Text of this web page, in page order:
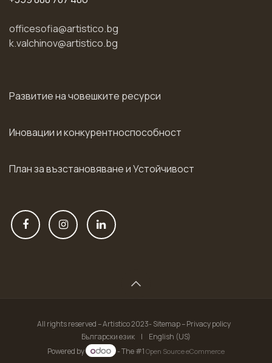
officesofia@artistico.bg
k.valchinov@artistico.bg
Развитие на човешките ресурси
Иновации и конкурентноспособност
План за възстановяване и Устойчивост
All rights reserved – Artistico 2023- Sitemap – Privacy policy
Български език
|
English (US)
Powered by
- The #1Open Source eCommerce